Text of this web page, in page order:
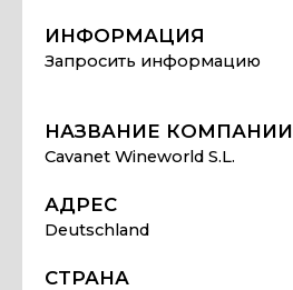
ИНФОРМАЦИЯ
Запросить информацию
НАЗВАНИЕ КОМПАНИИ
Cavanet Wineworld S.L.
АДРЕС
Deutschland
СТРАНА